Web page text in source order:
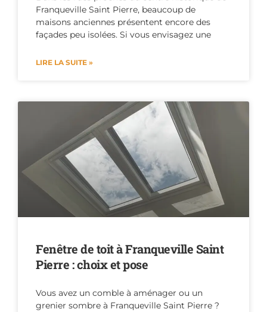
Franqueville Saint Pierre, beaucoup de
maisons anciennes présentent encore des
façades peu isolées. Si vous envisagez une
LIRE LA SUITE »
Fenêtre de toit à Franqueville Saint
Pierre : choix et pose
Vous avez un comble à aménager ou un
grenier sombre à Franqueville Saint Pierre ?